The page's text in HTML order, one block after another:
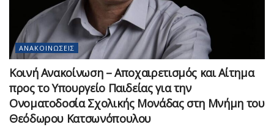
ΑΝΑΚΟΙΝΏΣΕΙΣ
Κοινή Ανακοίνωση – Αποχαιρετισμός και Αίτημα
προς το Υπουργείο Παιδείας για την
Ονοματοδοσία Σχολικής Μονάδας στη Μνήμη του
Θεόδωρου Κατσωνόπουλου